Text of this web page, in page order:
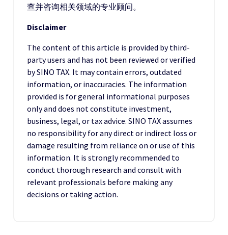
查并咨询相关领域的专业顾问。
Disclaimer
The content of this article is provided by third-
party users and has not been reviewed or verified
by SINO TAX. It may contain errors, outdated
information, or inaccuracies. The information
provided is for general informational purposes
only and does not constitute investment,
business, legal, or tax advice. SINO TAX assumes
no responsibility for any direct or indirect loss or
damage resulting from reliance on or use of this
information. It is strongly recommended to
conduct thorough research and consult with
relevant professionals before making any
decisions or taking action.